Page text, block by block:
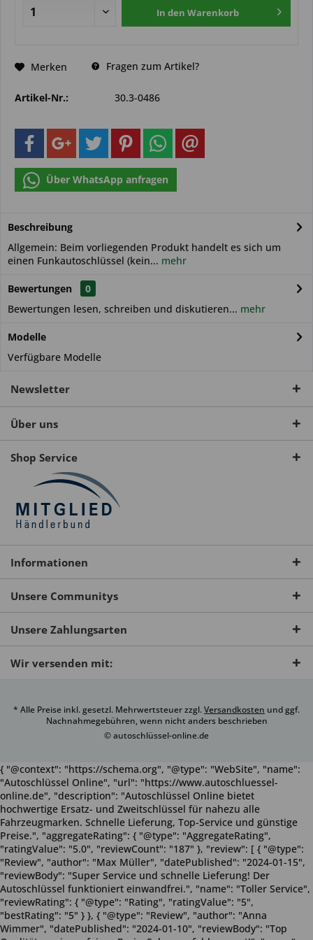
In den Warenkorb
Merken Fragen zum Artikel?
Artikel-Nr.: 30.3-0486
Über WhatsApp anfragen
Beschreibung
Allgemein: Beim vorliegenden Produkt handelt es sich um
einen Funkautoschlüssel (kein... mehr
Bewertungen
0
Bewertungen lesen, schreiben und diskutieren... mehr
Modelle
Verfügbare Modelle
Newsletter
Über uns
Shop Service
Informationen
Unsere Communitys
Unsere Zahlungsarten
Wir versenden mit:
* Alle Preise inkl. gesetzl. Mehrwertsteuer zzgl.Versandkosten und ggf.
Nachnahmegebühren, wenn nicht anders beschrieben
© autoschlüssel-online.de
{ "@context": "https://schema.org", "@type": "WebSite", "name":
"Autoschlüssel Online", "url": "https://www.autoschluessel-
online.de", "description": "Autoschlüssel Online bietet
hochwertige Ersatz- und Zweitschlüssel für nahezu alle
Fahrzeugmarken. Schnelle Lieferung, Top-Service und günstige
Preise.", "aggregateRating": { "@type": "AggregateRating",
"ratingValue": "5.0", "reviewCount": "187" }, "review": [ { "@type":
"Review", "author": "Max Müller", "datePublished": "2024-01-15",
"reviewBody": "Super Service und schnelle Lieferung! Der
Autoschlüssel funktioniert einwandfrei.", "name": "Toller Service",
"reviewRating": { "@type": "Rating", "ratingValue": "5",
"bestRating": "5" } }, { "@type": "Review", "author": "Anna
Wimmer", "datePublished": "2024-01-10", "reviewBody": "Top